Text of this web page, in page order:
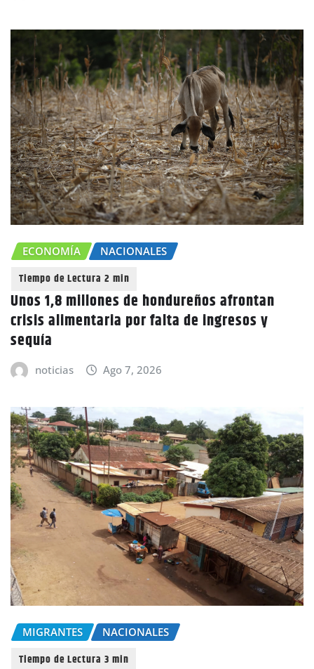
ECONOMÍA NACIONALES
Unos 1,8 millones de hondureños afrontan
crisis alimentaria por falta de ingresos y
sequía
noticias Ago 7, 2026
MIGRANTES NACIONALES